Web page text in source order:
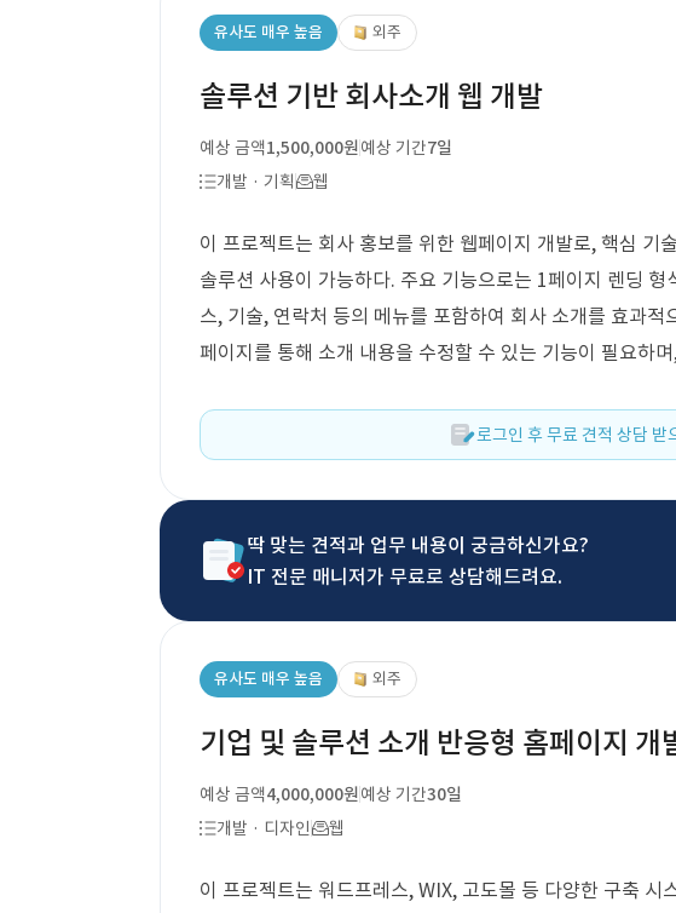
유사도 매우 높음 외주
솔루션 기반 회사소개 웹 개발
예상 금액1,500,000원예상 기간7일
개발 · 기획
웹
이 프로젝트는 회사 홍보를 위한 웹페이지 개발로, 핵심 기
솔루션 사용이 가능하다. 주요 기능으로는 1페이지 렌딩 형
스, 기술, 연락처 등의 메뉴를 포함하여 회사 소개를 효과
페이지를 통해 소개 내용을 수정할 수 있는 기능이 필요하
로그인 후 무료 견적 상담 받
딱 맞는 견적과 업무 내용이 궁금하신가요?
IT 전문 매니저가 무료로 상담해드려요.
유사도 매우 높음 외주
기업 및 솔루션 소개 반응형 홈페이지 개
예상 금액4,000,000원예상 기간30일
개발 · 디자인
웹
이 프로젝트는 워드프레스, WIX, 고도몰 등 다양한 구축 시